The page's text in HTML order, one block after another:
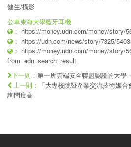
健生/攝影
公車東海大學藍牙耳機
： https://money.udn.com/money/story/
： https://udn.com/news/story/7325/
： https://money.udn.com/money/story/
from=edn_search_result
下一則： 第一所雲端安全聯盟認證的大學
上一則：
「大專校院暨產業交流技術媒
詢問度高